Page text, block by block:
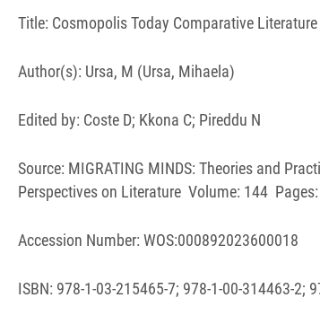
Title: Cosmopolis Today Comparative
Author(s): Ursa, M (Ursa, Mihaela)
Edited by: Coste D; Kkona C; Pireddu N
Source: MIGRATING MINDS: Theories and
Perspectives on Literature Volume: 144
Accession Number: WOS:000892023600018
ISBN: 978-1-03-215465-7; 978-1-00-314463-2;